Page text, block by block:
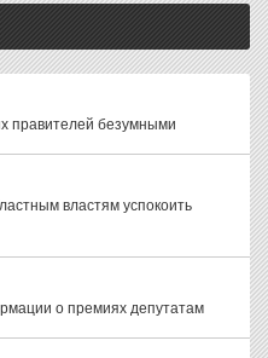
правителей безумными
властям успокоить
о премиях депутатам